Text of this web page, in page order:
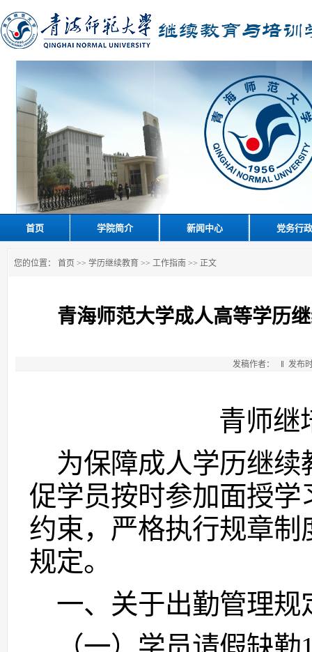
首页 学院简介 新闻中心 党务行政
您的位置： 首页 >> 学历继续教育 >> 工作指南 >> 正文
青海师范大学成人高等学历
发稿作者： ‖ 发布
青师继
为保障成人学历继
促学员按时参加面授
约束，严格执行规章
规定。
一、关于出勤管理规